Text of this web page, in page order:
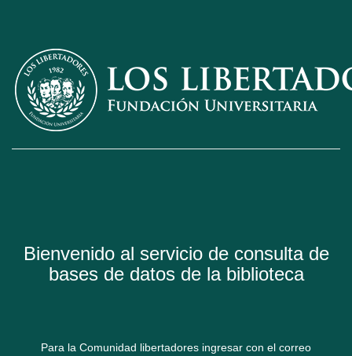
Bienvenido al servicio de consulta de
bases de datos de la biblioteca
Para la Comunidad libertadores ingresar con el correo